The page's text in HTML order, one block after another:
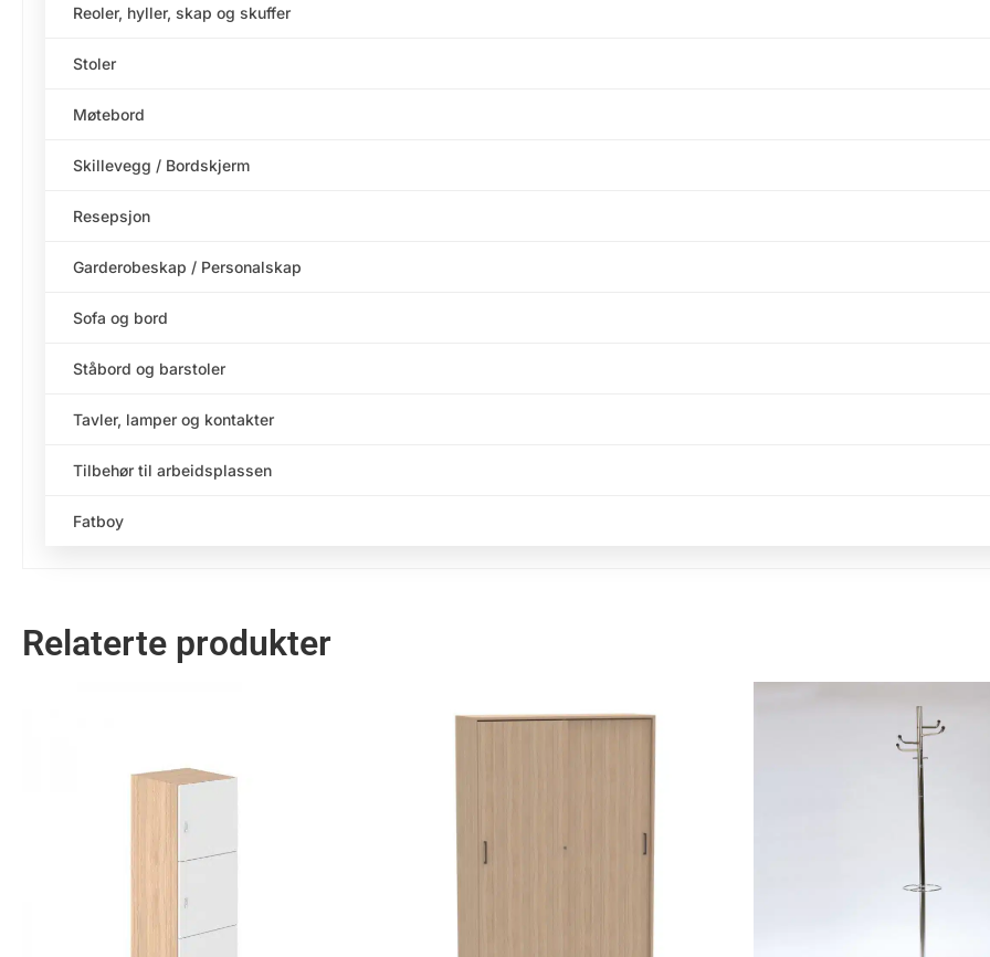
Reoler, hyller, skap og skuffer
Stoler
Møtebord
Skillevegg / Bordskjerm
Resepsjon
Garderobeskap / Personalskap
Sofa og bord
Ståbord og barstoler
Tavler, lamper og kontakter
Tilbehør til arbeidsplassen
Fatboy
Relaterte produkter